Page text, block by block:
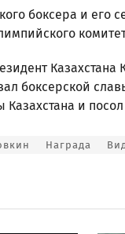
боксера и
боксерской
Казахстана и
Награда